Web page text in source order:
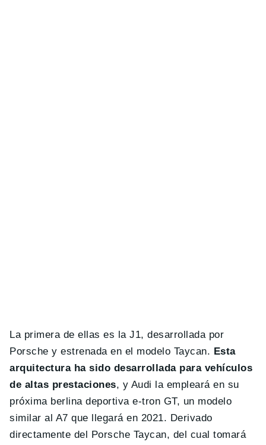
La primera de ellas es la J1, desarrollada por
Porsche y estrenada en el modelo Taycan. Esta
arquitectura ha sido desarrollada para vehículos
de altas prestaciones, y Audi la empleará en su
próxima berlina deportiva e-tron GT, un modelo
similar al A7 que llegará en 2021. Derivado
directamente del Porsche Taycan, del cual tomará